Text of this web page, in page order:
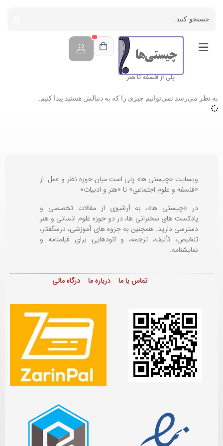
پلی از فلسفه تا هنر
به نظر می‌رسد نمی‌توانیم چیزی را که به دنبالش هستید پیدا کنیم.
وبسایت «چیستی ها» پلی است میان حوزه نظر و عمل: از
«فلسفه و علوم اجتماعی» تا «هنر و ادبیات»
در «چیستی ها»، به آرشیوی از مقالات تخصصی و
پادکست های سخنرانی ها، در دو حوزه علوم انسانی و هنر
دسترسی دارید. همچنین به جزوه های آموزشی، درسگفتار،
تلخیص، تألیف، ترجمه، و اتودهایی برایفیلمنامه و
نمایشنامه.
تماس با ما درباره ما درگاه مالی